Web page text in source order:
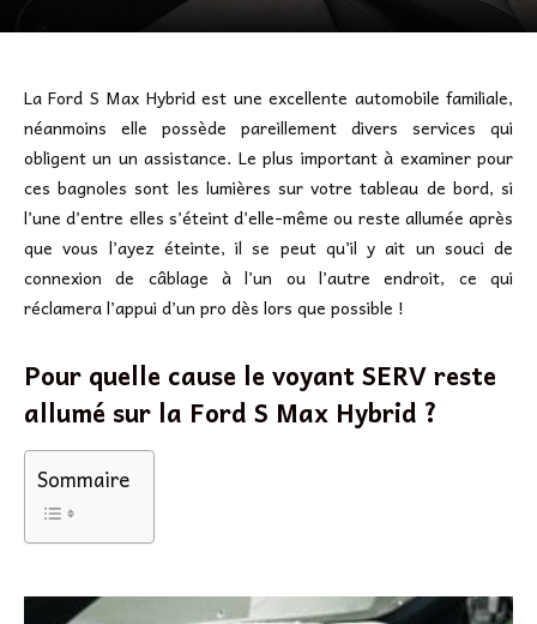
La Ford S Max Hybrid est une excellente automobile familiale,
néanmoins elle possède pareillement divers services qui
obligent un un assistance. Le plus important à examiner pour
ces bagnoles sont les lumières sur votre tableau de bord, si
l’une d’entre elles s’éteint d’elle-même ou reste allumée après
que vous l’ayez éteinte, il se peut qu’il y ait un souci de
connexion de câblage à l’un ou l’autre endroit, ce qui
réclamera l’appui d’un pro dès lors que possible !
Pour quelle cause le voyant SERV reste
allumé sur la Ford S Max Hybrid ?
Sommaire